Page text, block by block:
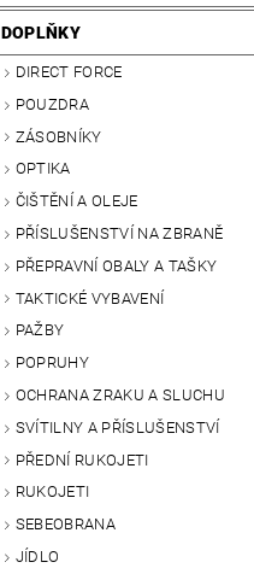
DOPLŇKY
DIRECT FORCE
POUZDRA
ZÁSOBNÍKY
OPTIKA
ČIŠTĚNÍ A OLEJE
PŘÍSLUŠENSTVÍ NA ZBRANĚ
PŘEPRAVNÍ OBALY A TAŠKY
TAKTICKÉ VYBAVENÍ
PAŽBY
POPRUHY
OCHRANA ZRAKU A SLUCHU
SVÍTILNY A PŘÍSLUŠENSTVÍ
PŘEDNÍ RUKOJETI
RUKOJETI
SEBEOBRANA
JÍDLO